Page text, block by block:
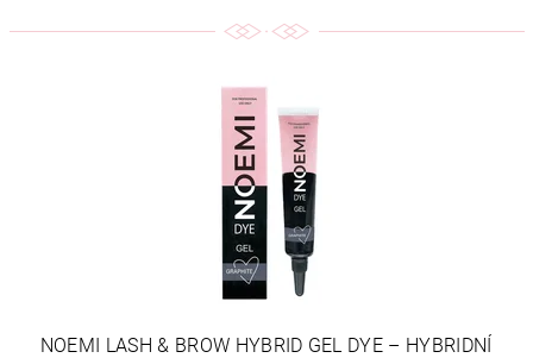
NOEMI LASH & BROW HYBRID GEL DYE – HYBRIDNÍ